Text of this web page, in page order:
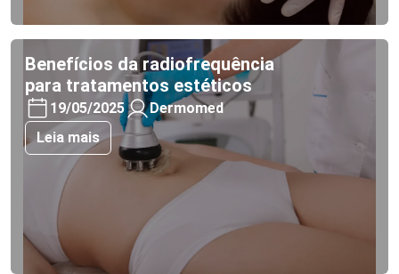
Benefícios da radiofrequência
para tratamentos estéticos
19/05/2025
Dermomed
Leia mais